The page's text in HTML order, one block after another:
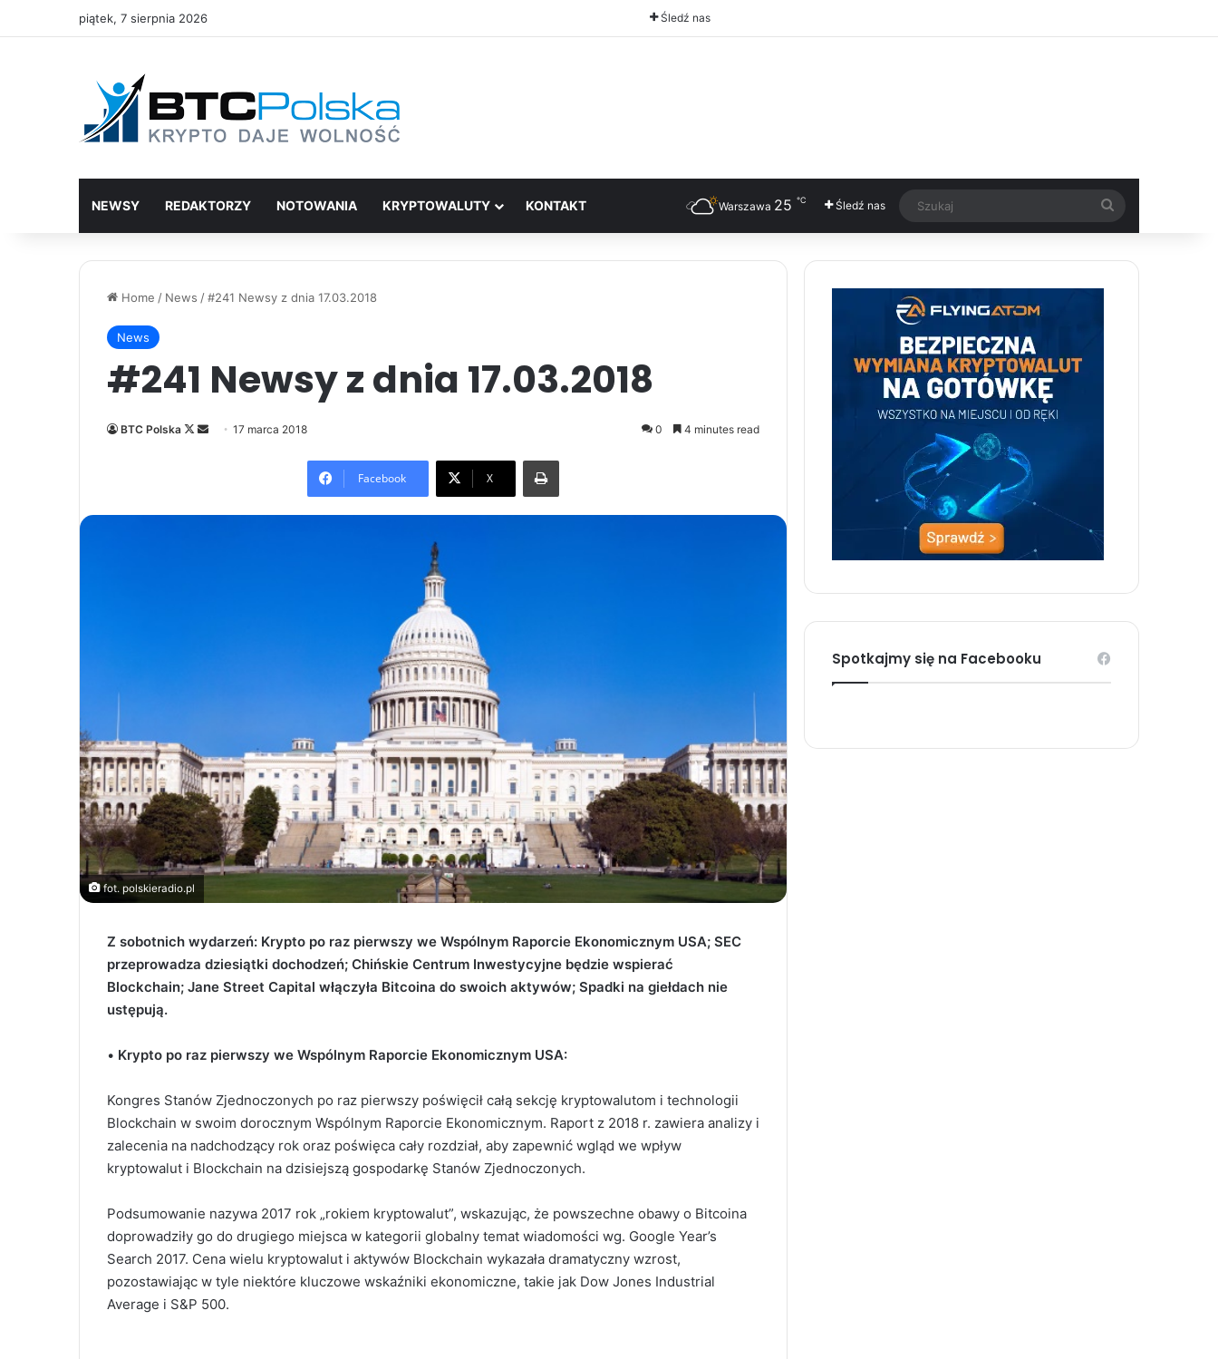
piątek, 7 sierpnia 2026 Śledź nas
NEWSY REDAKTORZY NOTOWANIA KRYPTOWALUTY KONTAKT Warszawa 25 ℃ Śledź nas
Home / News /#241 Newsy z dnia 17.03.2018
News
#241 Newsy z dnia 17.03.2018
BTC Polska
Follow
Send17 marca 2018 0 4 minutes read
Facebook X
Print
fot. polskieradio.pl
Z sobotnich wydarzeń: Krypto po raz pierwszy we Wspólnym Raporcie Ekonomicznym USA; SEC
przeprowadza dziesiątki dochodzeń; Chińskie Centrum Inwestycyjne będzie wspierać
Blockchain; Jane Street Capital włączyła Bitcoina do swoich aktywów; Spadki na giełdach nie
ustępują.
• Krypto po raz pierwszy we Wspólnym Raporcie Ekonomicznym USA:
Kongres Stanów Zjednoczonych po raz pierwszy poświęcił całą sekcję kryptowalutom i technologii
Blockchain w swoim dorocznym Wspólnym Raporcie Ekonomicznym. Raport z 2018 r. zawiera analizy i
zalecenia na nadchodzący rok oraz poświęca cały rozdział, aby zapewnić wgląd we wpływ
kryptowalut i Blockchain na dzisiejszą gospodarkę Stanów Zjednoczonych.
Podsumowanie nazywa 2017 rok „rokiem kryptowalut”, wskazując, że powszechne obawy o Bitcoina
doprowadziły go do drugiego miejsca w kategorii globalny temat wiadomości wg. Google Year’s
Search 2017. Cena wielu kryptowalut i aktywów Blockchain wykazała dramatyczny wzrost,
pozostawiając w tyle niektóre kluczowe wskaźniki ekonomiczne, takie jak Dow Jones Industrial
Average i S&P 500.
Spotkajmy się na Facebooku